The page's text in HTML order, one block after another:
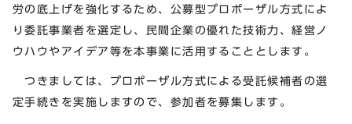
労の底上げを強化するため、公募型プロポーザル方式によ
り委託事業者を選定し、民間企業の優れた技術力、経営ノ
ウハウやアイデア等を本事業に活用することとします。
つきましては、プロポーザル方式による受託候補者の選
定手続きを実施しますので、参加者を募集します。